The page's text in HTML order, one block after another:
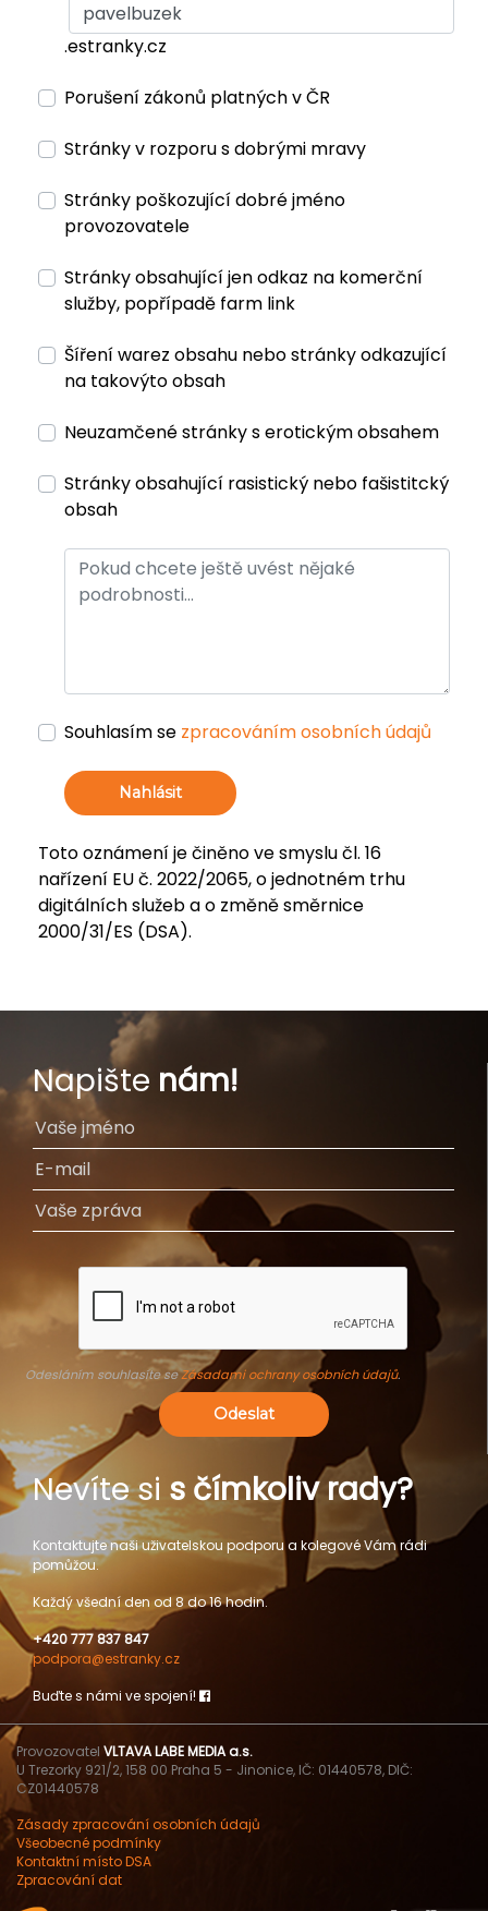
.estranky.cz
Porušení zákonů platných v ČR
Stránky v rozporu s dobrými mravy
Stránky poškozující dobré jméno
provozovatele
Stránky obsahující jen odkaz na komerční
služby, popřípadě farm link
Šíření warez obsahu nebo stránky odkazující
na takovýto obsah
Neuzamčené stránky s erotickým obsahem
Stránky obsahující rasistický nebo fašistitcký
obsah
Souhlasím se zpracováním osobních údajů
Nahlásit
Toto oznámení je činěno ve smyslu čl. 16
nařízení EU č. 2022/2065, o jednotném trhu
digitálních služeb a o změně směrnice
2000/31/ES (DSA).
Napište nám!
Odesláním souhlasíte seZásadami ochrany osobních údajů.
Odeslat
Nevíte si s čímkoliv rady?
Kontaktujte naši uživatelskou podporu a kolegové Vám rádi
pomůžou.
Každý všední den od 8 do 16 hodin.
+420 777 837 847
podpora@estranky.cz
Buďte s námi ve spojení!
Provozovatel VLTAVA LABE MEDIA a.s.
U Trezorky 921/2, 158 00 Praha 5 - Jinonice, IČ: 01440578, DIČ:
CZ01440578
Zásady zpracování osobních údajů
Všeobecné podmínky
Kontaktní místo DSA
Zpracování dat